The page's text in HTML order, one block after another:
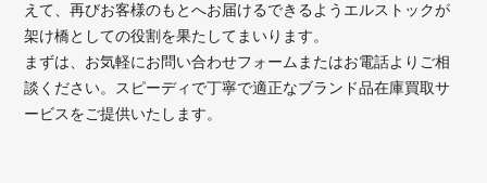
えて、再びお客様のもとへお届けるできるようエルストックが
架け橋としての役割を果たしてまいります。
まずは、お気軽にお問い合わせフォームまたはお電話よりご相
談ください。スピーディで丁寧で適正なブランド品在庫買取サ
ービスをご提供いたします。